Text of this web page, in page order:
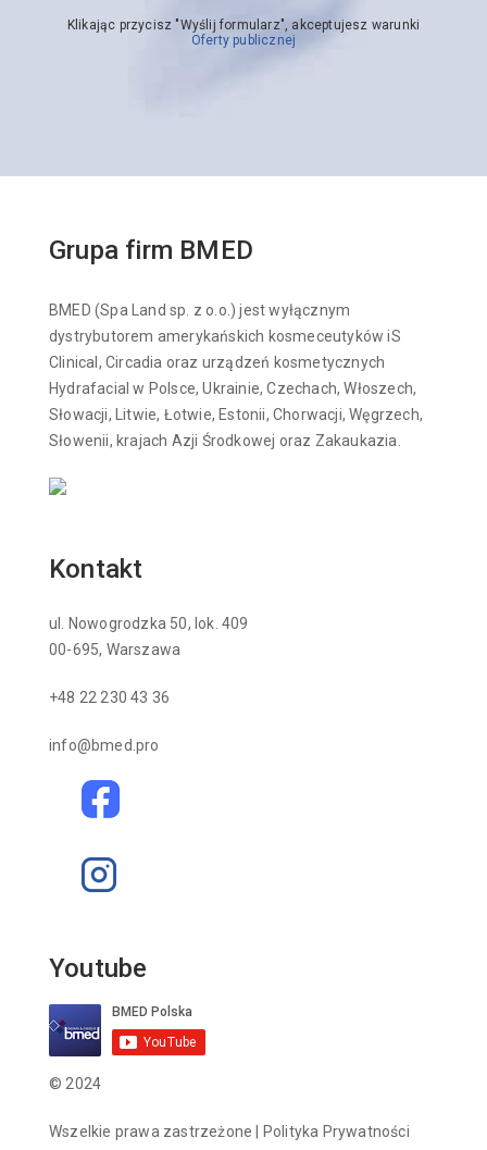
Klikając przycisz "Wyślij formularz", akceptujesz warunki
Oferty publicznej
Grupa firm BMED
BMED (Spa Land sp. z o.o.) jest wyłącznym
dystrybutorem amerykańskich kosmeceutyków iS
Clinical, Circadia oraz urządzeń kosmetycznych
Hydrafacial w Polsce, Ukrainie, Czechach, Włoszech,
Słowacji, Litwie, Łotwie, Estonii, Chorwacji, Węgrzech,
Słowenii, krajach Azji Środkowej oraz Zakaukazia.
Kontakt
ul. Nowogrodzka 50, lok. 409
00-695, Warszawa
+48 22 230 43 36
info@bmed.pro
Youtube
© 2024
Wszelkie prawa zastrzeżone | Polityka Prywatności